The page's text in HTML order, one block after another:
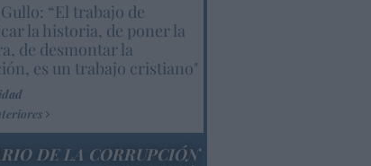
“El trabajo de
la historia, de poner la
de desmontar la
es un trabajo cristiano"
DE LA CORRUPCIÓN